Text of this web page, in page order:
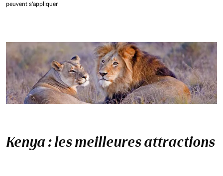
peuvent s'appliquer
Kenya : les meilleures attractions